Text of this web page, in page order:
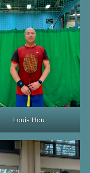
Louis Hou